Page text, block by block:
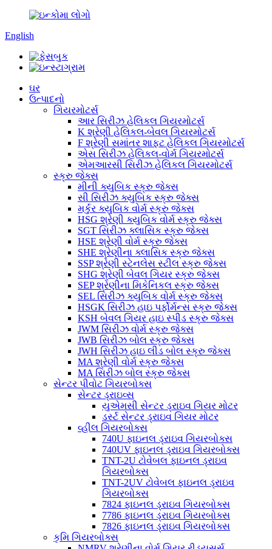
English
ઘર
ઉત્પાદનો
ગિયરમોટર્સ
આર સિરીઝ હેલિકલ ગિયરમોટર્સ
K શ્રેણી હેલિકલ-બેવલ ગિયરમોટર્સ
F શ્રેણી સમાંતર શાફ્ટ હેલિકલ ગિયરમોટર્સ
એસ સિરીઝ હેલિકલ-વોર્મ ગિયરમોટર્સ
એમઆરસી સિરીઝ હેલિકલ ગિયરમોટર્સ
સ્ક્રુ જેક્સ
મીની ક્યુબિક સ્ક્રુ જેક્સ
સી સિરીઝ ક્યુબિક સ્ક્રુ જેક્સ
મર્કુર ક્યુબિક વોર્મ સ્ક્રુ જેક્સ
HSG શ્રેણી ક્યુબિક વોર્મ સ્ક્રુ જેક્સ
SGT સિરીઝ ક્લાસિક સ્ક્રુ જેક્સ
HSE શ્રેણી વોર્મ સ્ક્રુ જેક્સ
SHE શ્રેણીના ક્લાસિક સ્ક્રુ જેક્સ
SSP શ્રેણી સ્ટેનલેસ સ્ટીલ સ્ક્રુ જેક્સ
SHG શ્રેણી બેવલ ગિયર સ્ક્રુ જેક્સ
SEP શ્રેણીના મિકેનિકલ સ્ક્રુ જેક્સ
SEL સિરીઝ ક્યુબિક વોર્મ સ્ક્રુ જેક્સ
HSGK સિરીઝ હાઇ પર્ફોર્મન્સ સ્ક્રુ જેક્સ
KSH બેવલ ગિયર હાઇ સ્પીડ સ્ક્રુ જેક્સ
JWM સિરીઝ વોર્મ સ્ક્રુ જેક્સ
JWB સિરીઝ બોલ સ્ક્રુ જેક્સ
JWH સિરીઝ હાઇ લીડ બોલ સ્ક્રુ જેક્સ
MA શ્રેણી વોર્મ સ્ક્રુ જેક્સ
MA સિરીઝ બોલ સ્ક્રુ જેક્સ
સેન્ટર પીવોટ ગિયરબોક્સ
સેન્ટર ડ્રાઇવ્સ
યુએમસી સેન્ટર ડ્રાઇવ ગિયર મોટર
ડર્સ્ટ સેન્ટર ડ્રાઇવ ગિયર મોટર
વ્હીલ ગિયરબોક્સ
740U ફાઇનલ ડ્રાઇવ ગિયરબોક્સ
740UV ફાઇનલ ડ્રાઇવ ગિયરબોક્સ
TNT-2U ટોવેબલ ફાઇનલ ડ્રાઇવ
ગિયરબોક્સ
TNT-2UV ટોવેબલ ફાઇનલ ડ્રાઇવ
ગિયરબોક્સ
7824 ફાઇનલ ડ્રાઇવ ગિયરબોક્સ
7786 ફાઇનલ ડ્રાઇવ ગિયરબોક્સ
7826 ફાઇનલ ડ્રાઇવ ગિયરબોક્સ
કૃમિ ગિયરબોક્સ